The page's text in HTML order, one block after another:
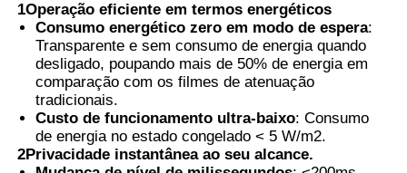
1Operação eficiente em termos energéticos
Consumo energético zero em modo de espera:
Transparente e sem consumo de energia quando
desligado, poupando mais de 50% de energia em
comparação com os filmes de atenuação
tradicionais.
Custo de funcionamento ultra-baixo: Consumo
de energia no estado congelado < 5 W/m2.
2Privacidade instantânea ao seu alcance.